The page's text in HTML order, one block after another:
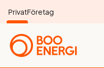
PrivatFöretag